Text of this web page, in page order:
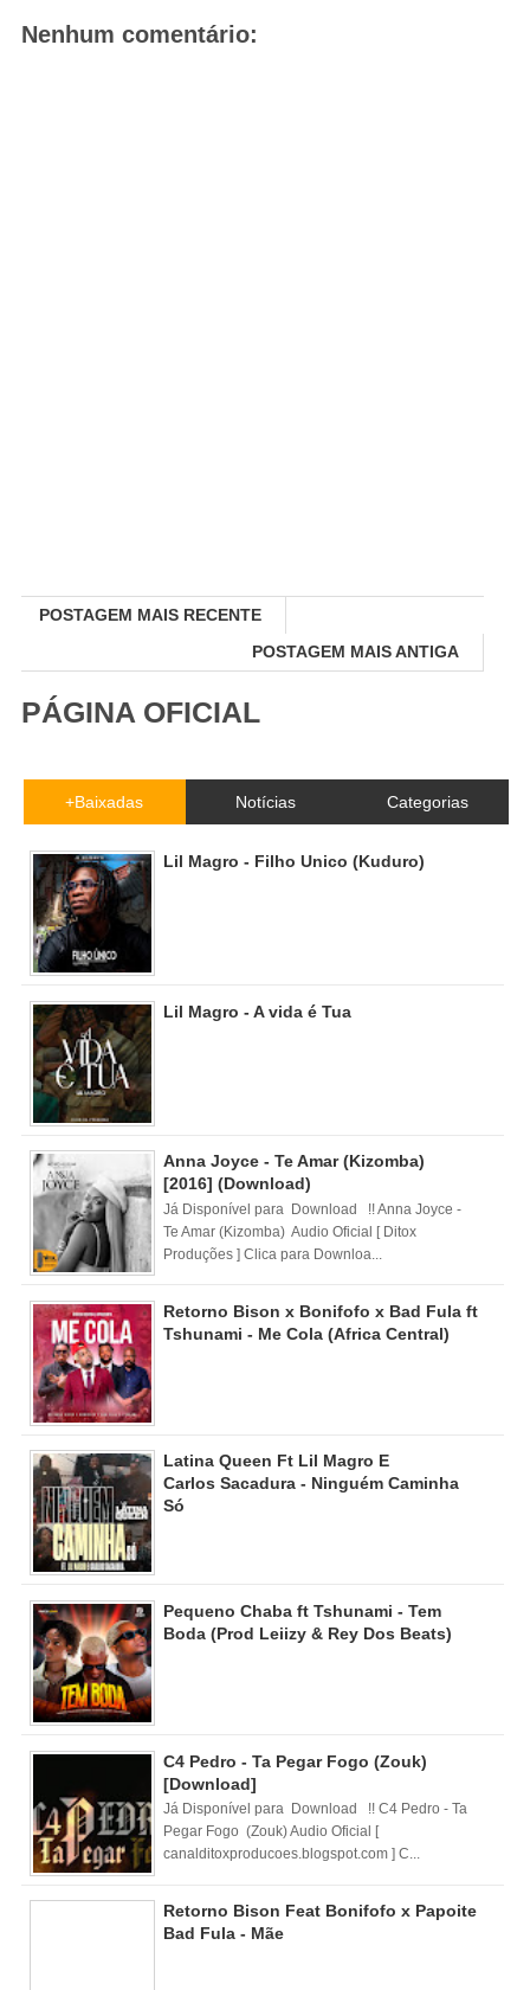
Nenhum comentário:
POSTAGEM MAIS RECENTE
POSTAGEM MAIS ANTIGA
PÁGINA OFICIAL
+Baixadas Notícias Categorias
Lil Magro - Filho Unico (Kuduro)
Lil Magro - A vida é Tua
Anna Joyce - Te Amar (Kizomba)
[2016] (Download)
Já Disponível para Download !! Anna Joyce -
Te Amar (Kizomba) Audio Oficial [ Ditox
Produções ] Clica para Downloa...
Retorno Bison x Bonifofo x Bad Fula ft
Tshunami - Me Cola (Africa Central)
Latina Queen Ft Lil Magro E
Carlos Sacadura - Ninguém Caminha
Só
Pequeno Chaba ft Tshunami - Tem
Boda (Prod Leiizy & Rey Dos Beats)
C4 Pedro - Ta Pegar Fogo (Zouk)
[Download]
Já Disponível para Download !! C4 Pedro - Ta
Pegar Fogo (Zouk) Audio Oficial [
canalditoxproducoes.blogspot.com ] C...
Retorno Bison Feat Bonifofo x Papoite
Bad Fula - Mãe